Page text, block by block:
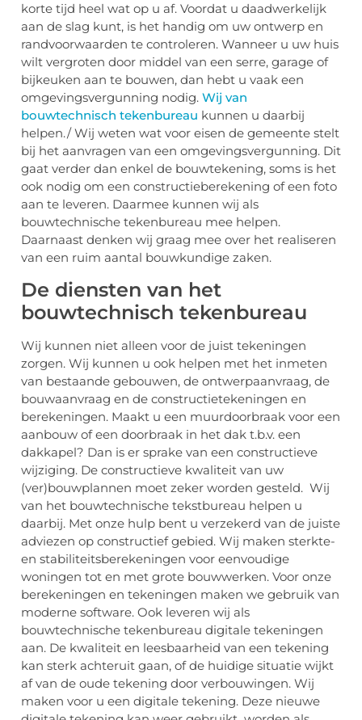
korte tijd heel wat op u af. Voordat u daadwerkelijk
aan de slag kunt, is het handig om uw ontwerp en
randvoorwaarden te controleren. Wanneer u uw huis
wilt vergroten door middel van een serre, garage of
bijkeuken aan te bouwen, dan hebt u vaak een
omgevingsvergunning nodig. Wij van
bouwtechnisch tekenbureau kunnen u daarbij
helpen./ Wij weten wat voor eisen de gemeente stelt
bij het aanvragen van een omgevingsvergunning. Dit
gaat verder dan enkel de bouwtekening, soms is het
ook nodig om een constructieberekening of een foto
aan te leveren. Daarmee kunnen wij als
bouwtechnische tekenbureau mee helpen.
Daarnaast denken wij graag mee over het realiseren
van een ruim aantal bouwkundige zaken.
De diensten van het
bouwtechnisch tekenbureau
Wij kunnen niet alleen voor de juist tekeningen
zorgen. Wij kunnen u ook helpen met het inmeten
van bestaande gebouwen, de ontwerpaanvraag, de
bouwaanvraag en de constructietekeningen en
berekeningen. Maakt u een muurdoorbraak voor een
aanbouw of een doorbraak in het dak t.b.v. een
dakkapel? Dan is er sprake van een constructieve
wijziging. De constructieve kwaliteit van uw
(ver)bouwplannen moet zeker worden gesteld. Wij
van het bouwtechnische tekstbureau helpen u
daarbij. Met onze hulp bent u verzekerd van de juiste
adviezen op constructief gebied. Wij maken sterkte-
en stabiliteitsberekeningen voor eenvoudige
woningen tot en met grote bouwwerken. Voor onze
berekeningen en tekeningen maken we gebruik van
moderne software. Ook leveren wij als
bouwtechnische tekenbureau digitale tekeningen
aan. De kwaliteit en leesbaarheid van een tekening
kan sterk achteruit gaan, of de huidige situatie wijkt
af van de oude tekening door verbouwingen. Wij
maken voor u een digitale tekening. Deze nieuwe